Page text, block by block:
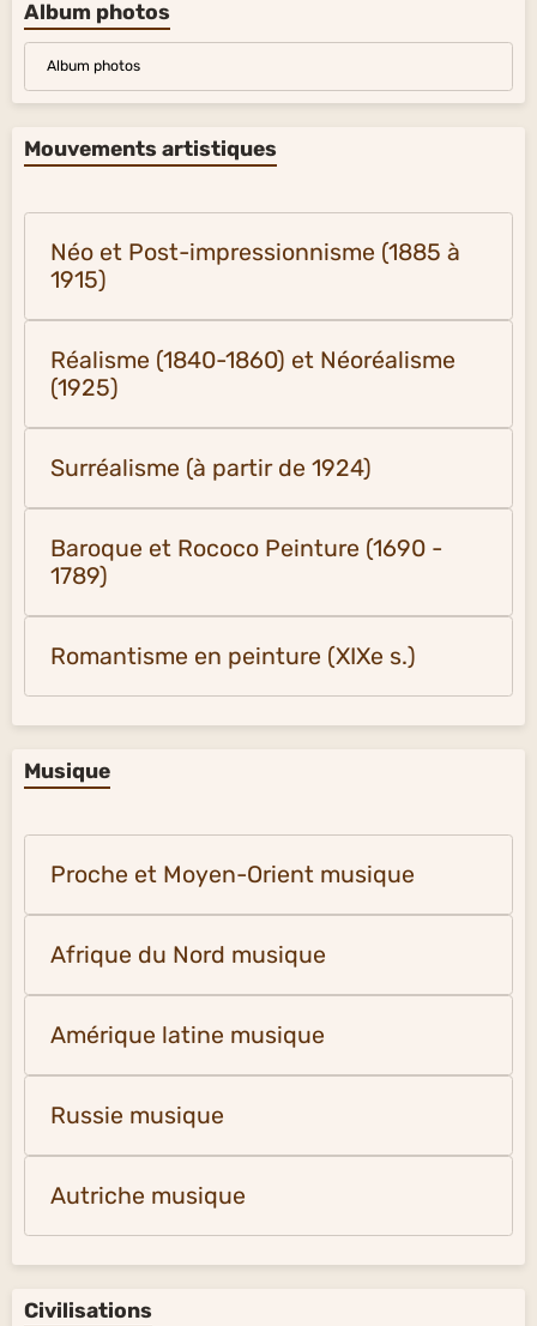
Album photos
Album photos
Mouvements artistiques
Néo et Post-impressionnisme (1885 à
1915)
Réalisme (1840-1860) et Néoréalisme
(1925)
Surréalisme (à partir de 1924)
Baroque et Rococo Peinture (1690 -
1789)
Romantisme en peinture (XIXe s.)
Musique
Proche et Moyen-Orient musique
Afrique du Nord musique
Amérique latine musique
Russie musique
Autriche musique
Civilisations